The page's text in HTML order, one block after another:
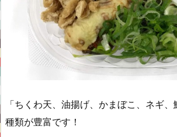
「ちくわ天、油揚げ、かまぼこ、ネギ、
種類が豊富です！